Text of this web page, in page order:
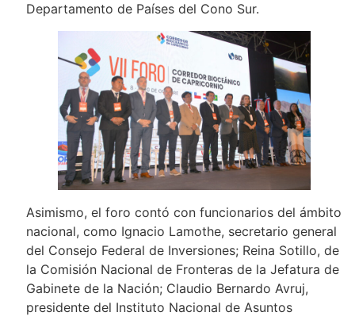
Departamento de Países del Cono Sur.
Asimismo, el foro contó con funcionarios del ámbito
nacional, como Ignacio Lamothe, secretario general
del Consejo Federal de Inversiones; Reina Sotillo, de
la Comisión Nacional de Fronteras de la Jefatura de
Gabinete de la Nación; Claudio Bernardo Avruj,
presidente del Instituto Nacional de Asuntos